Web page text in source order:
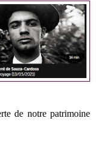
de notre patrimoine